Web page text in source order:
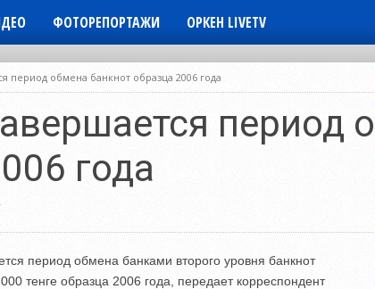
ФОТОРЕПОРТАЖИ ОРКЕН LIVETV
период обмена банкнот образца 2006 года
период
года
период обмена банками второго уровня банкнот
тенге образца 2006 года, передает корреспондент